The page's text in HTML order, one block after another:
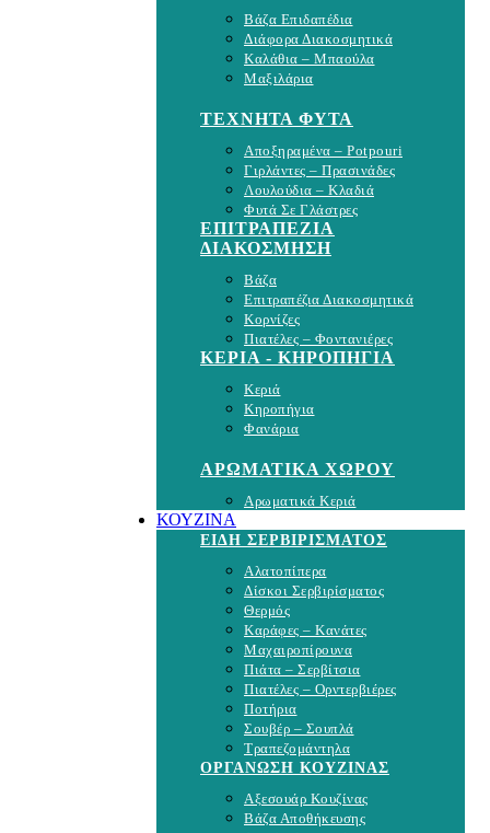
Βάζα Επιδαπέδια
Διάφορα Διακοσμητικά
Καλάθια – Μπαούλα
Μαξιλάρια
ΤΕΧΝΗΤΑ ΦΥΤΑ
Αποξηραμένα – Potpouri
Γιρλάντες – Πρασινάδες
Λουλούδια – Κλαδιά
Φυτά Σε Γλάστρες
ΕΠΙΤΡΑΠΕΖΙΑ
ΔΙΑΚΟΣΜΗΣΗ
Βάζα
Επιτραπέζια Διακοσμητικά
Κορνίζες
Πιατέλες – Φοντανιέρες
ΚΕΡΙΑ - ΚΗΡΟΠΗΓΙΑ
Κεριά
Κηροπήγια
Φανάρια
ΑΡΩΜΑΤΙΚΑ ΧΩΡΟΥ
Αρωματικά Κεριά
ΚΟΥΖΙΝΑ
ΕΙΔΗ ΣΕΡΒΙΡΙΣΜΑΤΟΣ
Αλατοπίπερα
Δίσκοι Σερβιρίσματος
Θερμός
Καράφες – Κανάτες
Μαχαιροπίρουνα
Πιάτα – Σερβίτσια
Πιατέλες – Ορντερβιέρες
Ποτήρια
Σουβέρ – Σουπλά
Τραπεζομάντηλα
ΟΡΓΑΝΩΣΗ ΚΟΥΖΙΝΑΣ
Αξεσουάρ Κουζίνας
Βάζα Αποθήκευσης